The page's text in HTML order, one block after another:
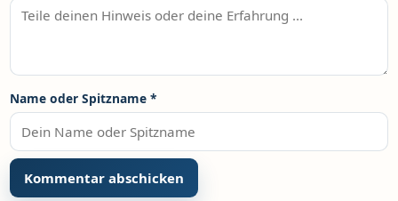
Name oder Spitzname *